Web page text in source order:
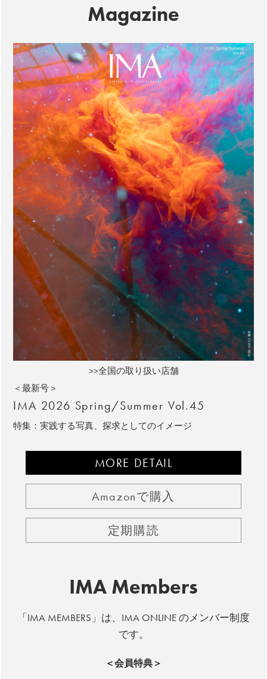
Magazine
>>全国の取り扱い店舗
＜最新号＞
IMA 2026 Spring/Summer Vol.45
特集：実践する写真、探求としてのイメージ
MORE DETAIL
Amazonで購入
定期購読
IMA Members
「IMA MEMBERS」は、IMA ONLINE のメンバー制度
です。
＜会員特典＞